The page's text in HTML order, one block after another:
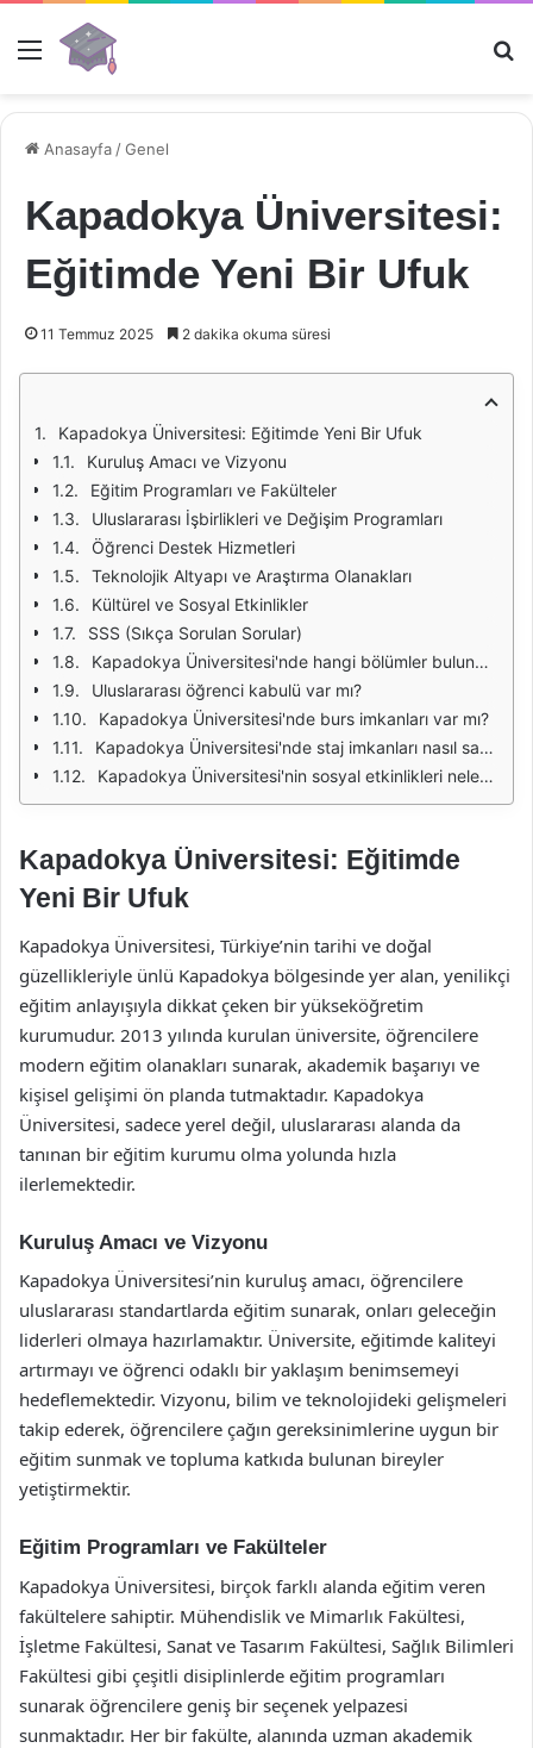
Menü
Anasayfa /Genel
Kapadokya Üniversitesi:
Eğitimde Yeni Bir Ufuk
11 Temmuz 2025 2 dakika okuma süresi
Kapadokya Üniversitesi: Eğitimde Yeni Bir Ufuk
Kuruluş Amacı ve Vizyonu
Eğitim Programları ve Fakülteler
Uluslararası İşbirlikleri ve Değişim Programları
Öğrenci Destek Hizmetleri
Teknolojik Altyapı ve Araştırma Olanakları
Kültürel ve Sosyal Etkinlikler
SSS (Sıkça Sorulan Sorular)
Kapadokya Üniversitesi'nde hangi bölümler bulunmaktadır?
Uluslararası öğrenci kabulü var mı?
Kapadokya Üniversitesi'nde burs imkanları var mı?
Kapadokya Üniversitesi'nde staj imkanları nasıl sağlanıyor?
Kapadokya Üniversitesi'nin sosyal etkinlikleri nelerdir?
Kapadokya Üniversitesi: Eğitimde
Yeni Bir Ufuk
Kapadokya Üniversitesi, Türkiye’nin tarihi ve doğal
güzellikleriyle ünlü Kapadokya bölgesinde yer alan, yenilikçi
eğitim anlayışıyla dikkat çeken bir yükseköğretim
kurumudur. 2013 yılında kurulan üniversite, öğrencilere
modern eğitim olanakları sunarak, akademik başarıyı ve
kişisel gelişimi ön planda tutmaktadır. Kapadokya
Üniversitesi, sadece yerel değil, uluslararası alanda da
tanınan bir eğitim kurumu olma yolunda hızla
ilerlemektedir.
Kuruluş Amacı ve Vizyonu
Kapadokya Üniversitesi’nin kuruluş amacı, öğrencilere
uluslararası standartlarda eğitim sunarak, onları geleceğin
liderleri olmaya hazırlamaktır. Üniversite, eğitimde kaliteyi
artırmayı ve öğrenci odaklı bir yaklaşım benimsemeyi
hedeflemektedir. Vizyonu, bilim ve teknolojideki gelişmeleri
takip ederek, öğrencilere çağın gereksinimlerine uygun bir
eğitim sunmak ve topluma katkıda bulunan bireyler
yetiştirmektir.
Eğitim Programları ve Fakülteler
Kapadokya Üniversitesi, birçok farklı alanda eğitim veren
fakültelere sahiptir. Mühendislik ve Mimarlık Fakültesi,
İşletme Fakültesi, Sanat ve Tasarım Fakültesi, Sağlık Bilimleri
Fakültesi gibi çeşitli disiplinlerde eğitim programları
sunarak öğrencilere geniş bir seçenek yelpazesi
sunmaktadır. Her bir fakülte, alanında uzman akademik